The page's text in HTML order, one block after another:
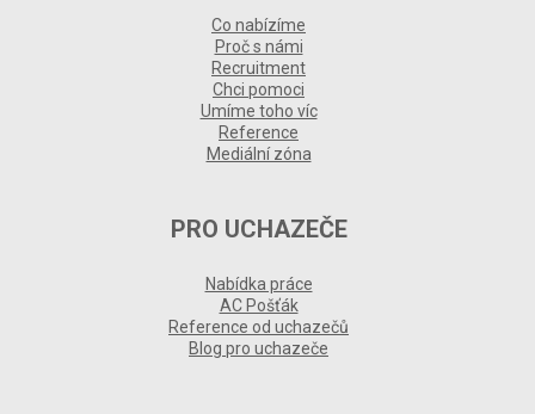
Co nabízíme
Proč s námi
Recruitment
Chci pomoci
Umíme toho víc
Reference
Mediální zóna
PRO UCHAZEČE
Nabídka práce
AC Pošťák
Reference od uchazečů
Blog pro uchazeče